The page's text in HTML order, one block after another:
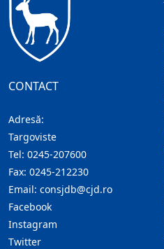
CONTACT
Adresă:
Targoviste
Tel: 0245-207600
Fax: 0245-212230
Email: consjdb@cjd.ro
Facebook
Instagram
Twitter